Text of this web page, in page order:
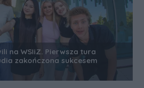
na WSIiZ. Pierwsza tura
zakończona sukcesem